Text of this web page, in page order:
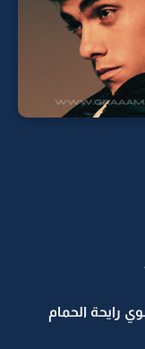
رايحة الحمام